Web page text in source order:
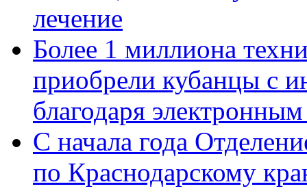
лечение
Более 1 миллиона
приобрели кубанцы с
благодаря
С начала года
по Краснодарскому